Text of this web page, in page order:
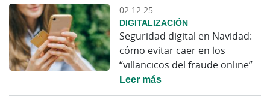
02.12.25
DIGITALIZACIÓN
Seguridad digital en Navidad:
cómo evitar caer en los
“villancicos del fraude online”
Leer más